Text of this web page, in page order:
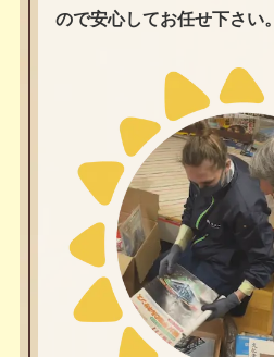
ので安心してお任せ下さい。